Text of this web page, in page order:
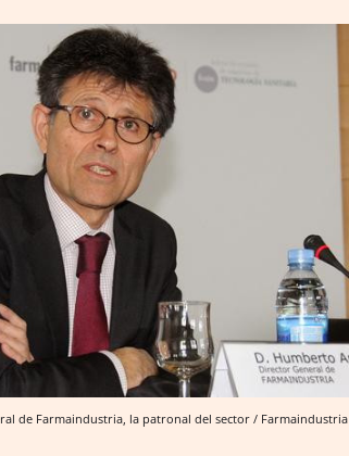
de Farmaindustria, la patronal del sector / Farmaindustria